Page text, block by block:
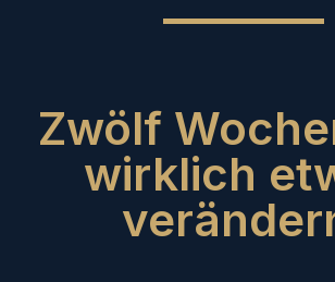
Zwölf
wirklich